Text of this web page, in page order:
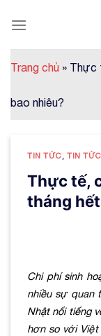
Trang chủ » Thực
bao nhiêu?
TIN TỨC ,TIN
Thực tế,
tháng
Chi phí sinh
nhiều sự quan
Nhật nổi tiếng
hơn so với